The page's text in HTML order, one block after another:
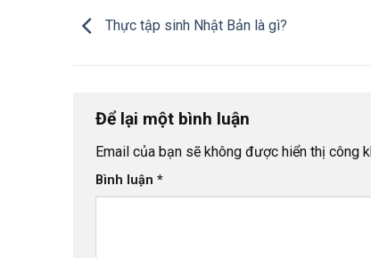
Thực tập sinh Nhật Bản là gì?
Để lại một bình luận
Email của bạn sẽ không được hiển thị công
Bình luận *